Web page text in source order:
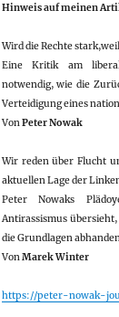
Hinweis auf meinen
Wird die Rechte
Eine Kritik am
notwendig, wie die
Verteidigung eines
VonPeter Nowak
Wir reden über Flucht
aktuellen Lage der
Peter Nowaks
Antirassismus
die Grundlagen
VonMarek Winter
https://peter-nowak-